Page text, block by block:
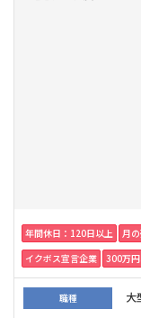
年間休日：120日以上 月
イクボス宣言企業
300万
職種 大